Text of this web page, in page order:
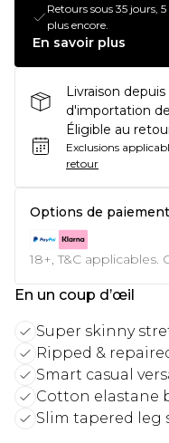
Retours sous 35 jours,
plus encore.
En savoir plus
Livraison
d'importation
Éligible au
Exclusions
retour
Options de
18+, T&C
En un coup d’œil
Super skinny
Ripped &
Smart casual
Cotton elastane
Slim tapered leg